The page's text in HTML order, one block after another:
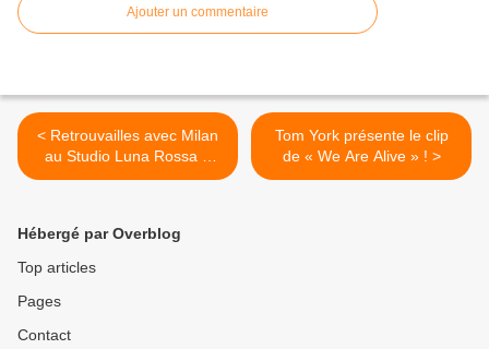
Ajouter un commentaire
< Retrouvailles avec Milan
au Studio Luna Rossa à
l’occasion de la parution de
Tom York présente le clip
de « We Are Alive » ! >
Hébergé par Overblog
Top articles
Pages
Contact